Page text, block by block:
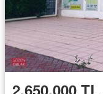
2.650.000 TL